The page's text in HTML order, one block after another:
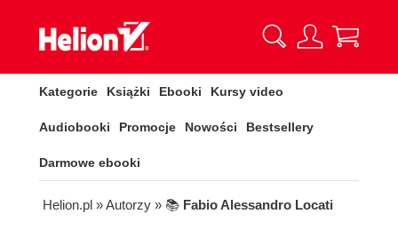
Kategorie Książki Ebooki Kursy video
Audiobooki Promocje Nowości Bestsellery
Darmowe ebooki
Helion.pl » Autorzy » 📚 Fabio Alessandro Locati